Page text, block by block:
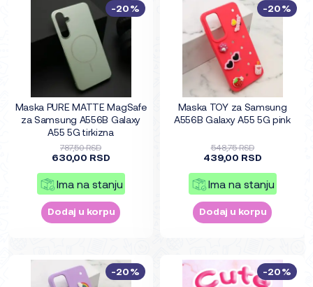
Maska PURE MATTE MagSafe
za Samsung A556B Galaxy
A55 5G tirkizna
787,50 RSD
630,00 RSD
Ima na stanju
Dodaj u korpu
-20%
Maska TOY za Samsung
A556B Galaxy A55 5G pink
548,75 RSD
439,00 RSD
Ima na stanju
Dodaj u korpu
-20%
-20% -20%